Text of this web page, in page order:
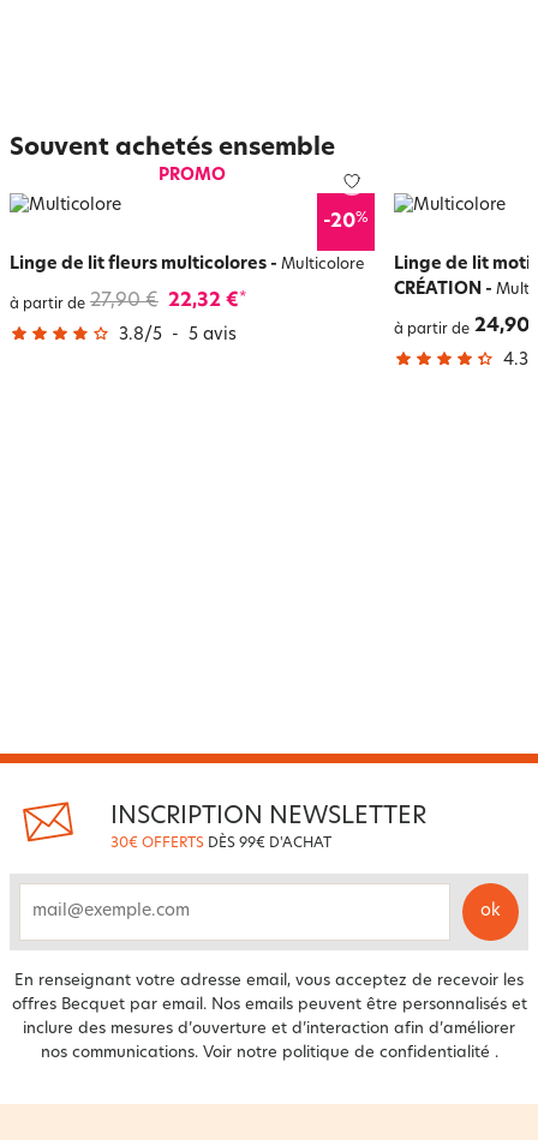
Souvent achetés ensemble
PROMO
-20%
Linge de lit fleurs multicolores - Multicolore
à partir de 27,90 € 22,32 €*
3.8/5 - 5 avis
Linge de lit
CRÉATION -
à partir de 24,90
4.3
INSCRIPTION NEWSLETTER
30€ OFFERTS DÈS 99€ D'ACHAT
ok
En renseignant votre adresse email, vous acceptez de recevoir les
offres Becquet par email. Nos emails peuvent être personnalisés et
inclure des mesures d’ouverture et d’interaction afin d’améliorer
nos communications. Voir notre politique de confidentialité .